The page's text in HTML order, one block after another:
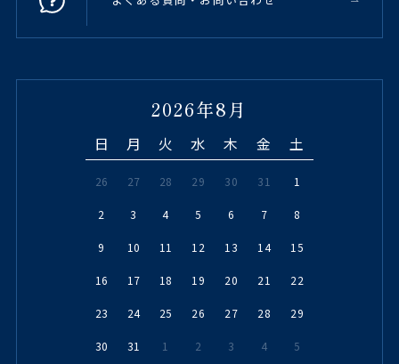
2026年8月
日 月 火 水 木 金 土
26 27 28 29 30 31 1
2 3 4 5 6 7 8
9 10 11 12 13 14 15
16 17 18 19 20 21 22
23 24 25 26 27 28 29
30 31 1 2 3 4 5